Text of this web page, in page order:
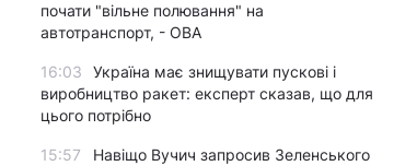
почати "вільне полювання" на
автотранспорт, - ОВА
16:03
Україна має знищувати пускові і
виробництво ракет: експерт сказав, що для
цього потрібно
15:57
Навіщо Вучич запросив Зеленського